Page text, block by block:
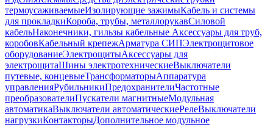
термоусаживаемыеИзолирующие зажимыКабель и системы
для прокладкиКороба, трубы, металлорукавСиловой
кабельНаконечники, гильзы кабельные Аксессуары для труб,
коробовКабельный крепежАрматура СИПЭлектрощитовое
оборудованиеЭлектрощитыАксессуары для
электрощитаШины электротехническиеВыключатели
путевые, концевыеТрансформаторыАппаратура
управленияРубильникиПредохранителиЧастотные
преобразователиПускатели магнитныеМодульная
автоматикаВыключатели автоматическиеРелеВыключатели
нагрузкиКонтакторыДополнительное модульное